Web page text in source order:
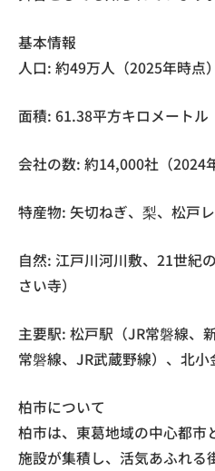
基本情報
人口: 約49万人（2025年時点）
面積: 61.38平方キロメートル
会社の数: 約14,000社（2024
特産物: 矢切ねぎ、梨、松戸
自然: 江戸川河川敷、21世紀
さい寺）
主要駅: 松戸駅（JR常磐線、
常磐線、JR武蔵野線）、北小
柏市について
柏市は、東葛地域の中心都市
施設が集積し、活気あふれる